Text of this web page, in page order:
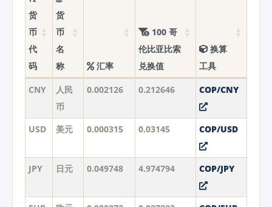
货
币
代
码
货
币
名
称
汇率
100 哥
伦比亚比索
兑换值
换算
工具
CNY
人民
币
0.002126 0.212646 COP/CNY
USD 美元 0.000315 0.03145 COP/USD
JPY 日元 0.049748 4.974794 COP/JPY